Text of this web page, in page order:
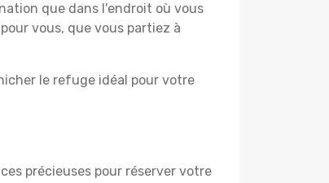
que dans l'endroit où vous
vous, que vous partiez à
le refuge idéal pour votre
précieuses pour réserver votre